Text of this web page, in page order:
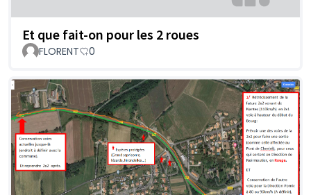
Et que fait-on pour les 2 roues
FLORENT 0